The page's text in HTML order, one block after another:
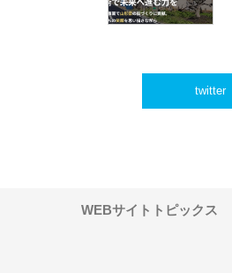
twitter
WEBサイトトピックス